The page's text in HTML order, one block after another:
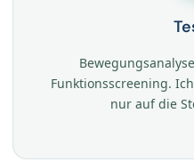
Funktionsscreening.
nur auf die